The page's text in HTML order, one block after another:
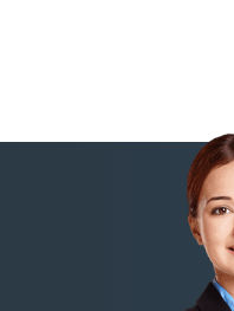
иностранцев